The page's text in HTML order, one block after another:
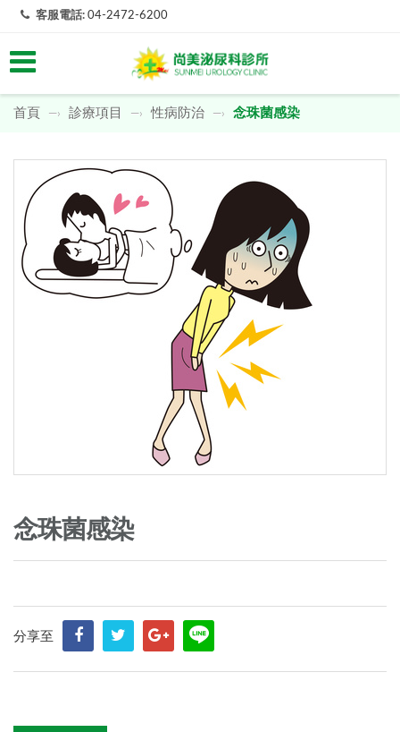
客服電話: 04-2472-6200
首頁 —› 診療項目 —› 性病防治 —› 念珠菌感染
念珠菌感染
分享至